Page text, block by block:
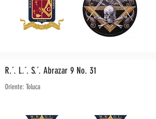
R.´. L.´. S.´. Abrazar 9 No. 31
Oriente: Toluca